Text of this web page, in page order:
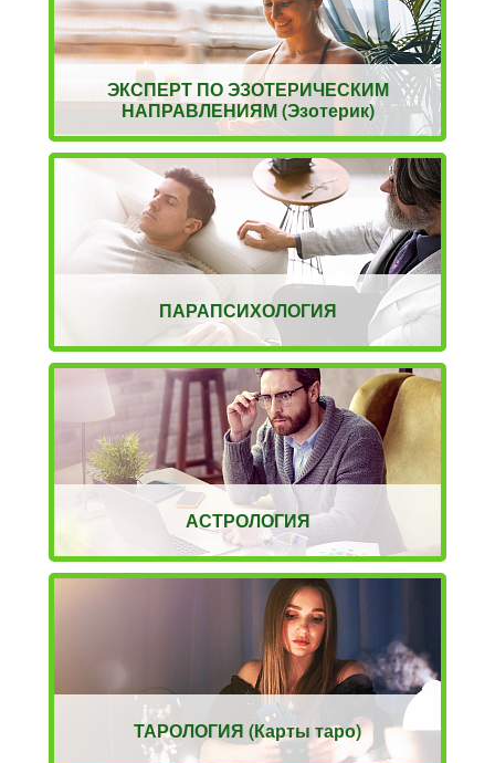
ЭКСПЕРТ ПО ЭЗОТЕРИЧЕСКИМ
НАПРАВЛЕНИЯМ (Эзотерик)
ПАРАПСИХОЛОГИЯ
АСТРОЛОГИЯ
ТАРОЛОГИЯ (Карты таро)